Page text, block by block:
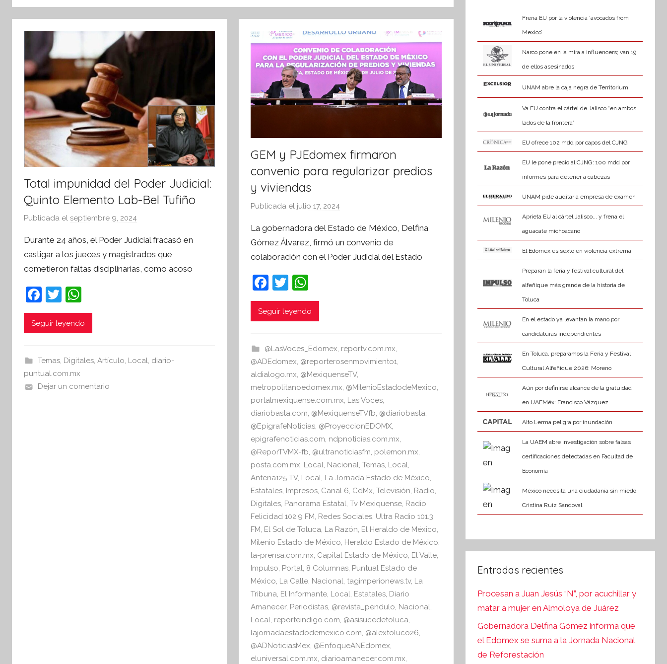
Total impunidad del Poder Judicial:
Quinto Elemento Lab-Bel Tufiño
Publicada el septiembre 9, 2024
r
S
í
I
Durante 24 años, el Poder Judicial fracasó en
castigar a los jueces y magistrados que
cometieron faltas disciplinarias, como acoso
F
a
c
b
o
o
T
w
itt
h
at
A
p
Seguir leyendo
Temas, Digitales, Artículo, Local, diario-
puntual.com.mx
Dejar un comentario
GEM y PJEdomex firmaron
convenio para regularizar predios
y viviendas
Publicada el julio 17, 2024
r
S
í
I
n
f
o
r
m
a
t
i
v
a
La gobernadora del Estado de México, Delfina
Gómez Álvarez, firmó un convenio de
colaboración con el Poder Judicial del Estado
F
a
c
b
o
o
k
T
w
itt
h
at
A
p
p
Seguir leyendo
@LasVoces_Edomex, reportv.com.mx,
@ADEdomex, @reporterosenmovimiento1,
aldialogo.mx, @MexiquenseTV,
metropolitanoedomex.mx, @MilenioEstadodeMexico,
portalmexiquense.com.mx, Las Voces,
diariobasta.com, @MexiquenseTVfb, @diariobasta,
@EpigrafeNoticias, @ProyeccionEDOMX,
epigrafenoticias.com, ndpnoticias.com.mx,
@ReporTVMX-fb, @ultranoticiasfm, polemon.mx,
posta.com.mx, Local, Nacional,Temas, Local,
Antena125 TV, Local, La Jornada Estado de México,
Estatales, Impresos, Canal 6, CdMx,Televisión, Radio,
Digitales, Panorama Estatal,Tv Mexiquense, Radio
Felicidad 102.9 FM, Redes Sociales, Ultra Radio 101.3
FM, El Sol de Toluca, La Razón, El Heraldo de México,
Milenio Estado de México, Heraldo Estado de México,
la-prensa.com.mx, Capital Estado de México, El Valle,
Impulso, Portal, 8 Columnas, Puntual Estado de
México, La Calle, Nacional, tagimperionews.tv, La
Tribuna, El Informante, Local, Estatales, Diario
Amanecer, Periodistas, @revista_pendulo, Nacional,
Local, reporteindigo.com, @asisucedetoluca,
lajornadaestadodemexico.com, @alextoluco26,
@ADNoticiasMex, @EnfoqueANEdomex,
eluniversal.com.mx, diarioamanecer.com.mx,
Frena EU por la violencia ‘avocados from
Mexico’
Narco pone en la mira a influencers; van 19
de ellos asesinados
UNAM abre la caja negra de Territorium
Va EU contra el cártel de Jalisco “en ambos
lados de la frontera”
EU ofrece 102 mdd por capos del CJNG
EU le pone precio al CJNG: 100 mdd por
informes para detener a cabezas
UNAM pide auditar a empresa de examen
Aprieta EU al cártel Jalisco... y frena el
aguacate michoacano
El Edomex es sexto en violencia extrema
Preparan la feria y festival cultural del
alfeñique más grande de la historia de
Toluca
En el estado ya levantan la mano por
candidaturas independientes
En Toluca, preparamos la Feria y Festival
Cultural Alfeñique 2026: Moreno
Aún por definirse alcance de la gratuidad
en UAEMéx: Francisco Vázquez
Alto Lerma peligra por inundación
La UAEM abre investigación sobre falsas
certificaciones detectadas en Facultad de
Economía
México necesita una ciudadanía sin miedo:
Cristina Ruiz Sandoval
Entradas recientes
Procesan a Juan Jesús “N”, por acuchillar y
matar a mujer en Almoloya de Juárez
Gobernadora Delfina Gómez informa que
el Edomex se suma a la Jornada Nacional
de Reforestación